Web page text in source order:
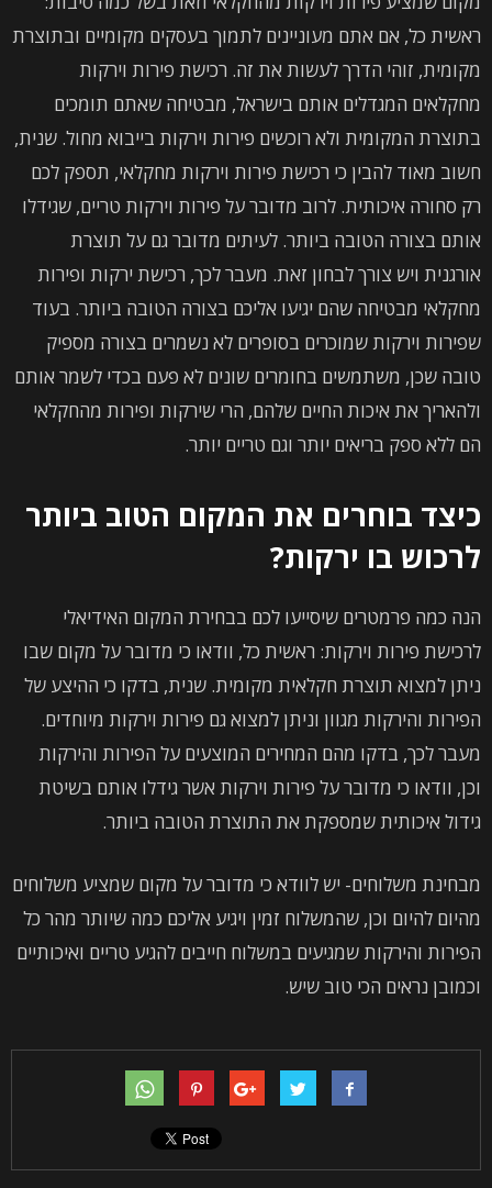
ראשית כל, אם אתם מעוניינים לתמוך בעסקים מקומיים ובתוצרת
מקומית, זוהי הדרך לעשות את זה. רכישת פירות וירקות
מחקלאים המגדלים אותם בישראל, מבטיחה שאתם תומכים
בתוצרת המקומית ולא רוכשים פירות וירקות בייבוא מחול. שנית,
חשוב מאוד להבין כי רכישת פירות וירקות מחקלאי, תספק לכם
רק סחורה איכותית. לרוב מדובר על פירות וירקות טריים, שגידלו
אותם בצורה הטובה ביותר. לעיתים מדובר גם על תוצרת
אורגנית ויש צורך לבחון זאת. מעבר לכך, רכישת ירקות ופירות
מחקלאי מבטיחה שהם יגיעו אליכם בצורה הטובה ביותר. בעוד
שפירות וירקות שמוכרים בסופרים לא נשמרים בצורה מספיק
טובה שכן, משתמשים בחומרים שונים לא פעם בכדי לשמר אותם
ולהאריך את איכות החיים שלהם, הרי שירקות ופירות מהחקלאי
הם ללא ספק בריאים יותר וגם טריים יותר.
כיצד בוחרים את המקום הטוב ביותר
לרכוש בו ירקות?
הנה כמה פרמטרים שיסייעו לכם בבחירת המקום האידיאלי
לרכישת פירות וירקות: ראשית כל, וודאו כי מדובר על מקום שבו
ניתן למצוא תוצרת חקלאית מקומית. שנית, בדקו כי ההיצע של
הפירות והירקות מגוון וניתן למצוא גם פירות וירקות מיוחדים.
מעבר לכך, בדקו מהם המחירים המוצעים על הפירות והירקות
וכן, וודאו כי מדובר על פירות וירקות אשר גידלו אותם בשיטת
גידול איכותית שמספקת את התוצרת הטובה ביותר.
מבחינת משלוחים- יש לוודא כי מדובר על מקום שמציע משלוחים
מהיום להיום וכן, שהמשלוח זמין ויגיע אליכם כמה שיותר מהר כל
הפירות והירקות שמגיעים במשלוח חייבים להגיע טריים ואיכותיים
וכמובן נראים הכי טוב שיש.